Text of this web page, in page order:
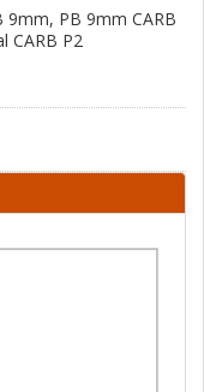
PB 9mm CARB
CARB P2